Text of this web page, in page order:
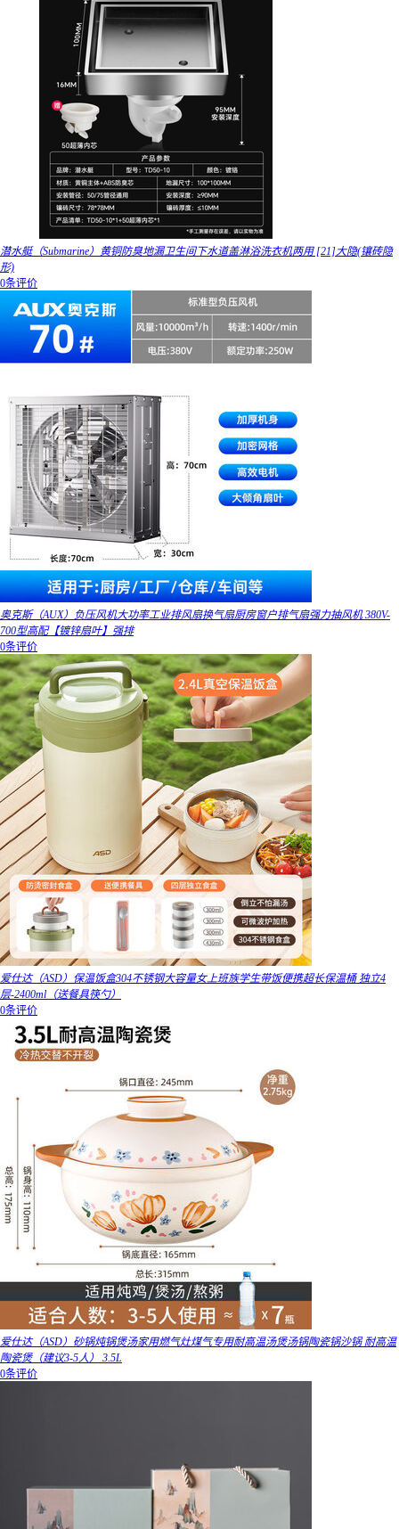
潜水艇（Submarine）黄铜防臭地漏卫生间下水道盖淋浴洗衣机两用 [21]大隐(镶砖隐
形)
0条评价
奥克斯（AUX）负压风机大功率工业排风扇换气扇厨房窗户排气扇强力抽风机 380V-
700型高配【镀锌扇叶】强排
0条评价
爱仕达（ASD）保温饭盒304不锈钢大容量女上班族学生带饭便携超长保温桶 独立4
层-2400ml（送餐具筷勺）
0条评价
爱仕达（ASD）砂锅炖锅煲汤家用燃气灶煤气专用耐高温汤煲汤锅陶瓷锅沙锅 耐高温
陶瓷煲（建议3-5人） 3.5L
0条评价